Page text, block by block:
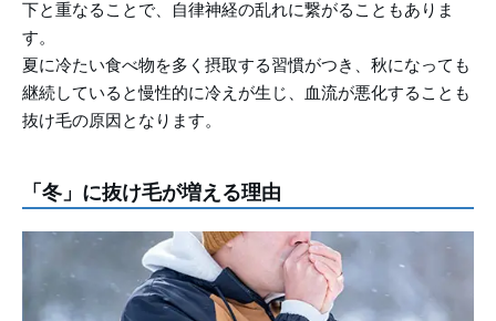
下と重なることで、自律神経の乱れに繋がることもありま
す。
夏に冷たい食べ物を多く摂取する習慣がつき、秋になっても
継続していると慢性的に冷えが生じ、血流が悪化することも
抜け毛の原因となります。
「冬」に抜け毛が増える理由